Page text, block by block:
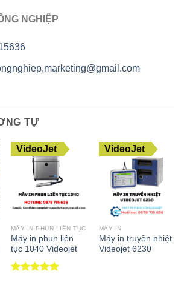
NGHIỆP
TỰ
VideoJet
MÁY IN PHUN LIÊN TỤC
Máy in phun liên
tục 1040 Videojet
VideoJet
MÁY IN
Máy in truyền nhiệt
Videojet 6230